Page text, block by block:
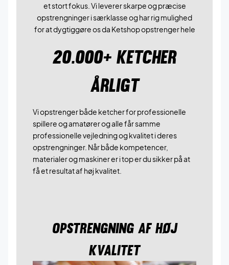
et stort fokus. Vi leverer skarpe og præcise
opstrengninger i særklasse og har rig mulighed
for at dygtiggøre os da Ketshop opstrenger hele
20.000+ KETCHER
ÅRLIGT
Vi opstrenger både ketcher for professionelle
spillere og amatører og alle får samme
professionelle vejledning og kvalitet i deres
opstrengninger. Når både kompetencer,
materialer og maskiner er i top er du sikker på at
få et resultat af høj kvalitet.
OPSTRENGNING AF HØJ
KVALITET